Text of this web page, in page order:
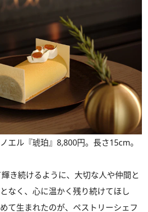
エル『琥珀』8,800円。長さ15cm。
輝き続けるように、大切な人や仲間と
なく、心に温かく残り続けてほし
て生まれたのが、ペストリーシェフ